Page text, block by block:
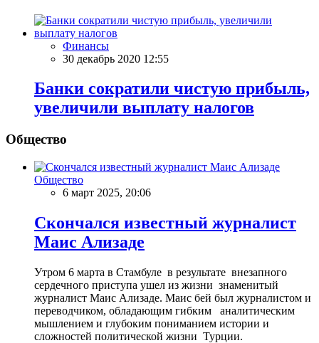
Финансы
30 декабрь 2020 12:55
Банки сократили чистую прибыль,
увеличили выплату налогов
Общество
Общество
6 март 2025, 20:06
Скончался известный журналист
Маис Ализаде
Утром 6 марта в Стамбуле в результате внезапного
сердечного приступа ушел из жизни знаменитый
журналист Маис Ализаде. Маис бей был журналистом и
переводчиком, обладающим гибким аналитическим
мышлением и глубоким пониманием истории и
сложностей политической жизни Турции.